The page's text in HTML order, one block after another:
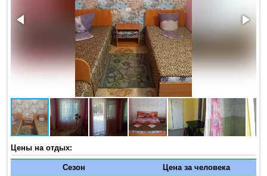
Цены на отдых:
Сезон
Цена за человека